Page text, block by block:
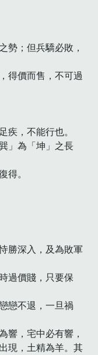
勢；但兵驕必敗，
得價而售，不可過
疾，不能行也。
」為「坤」之長
得。
勝深入，及為敗軍
過價賤，只要保
戀不退，一旦禍
響，宅中必有響，
現，土精為羊。其